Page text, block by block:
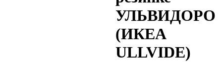
УЛЬВИДОРО
(ИКЕА
ULLVIDE)